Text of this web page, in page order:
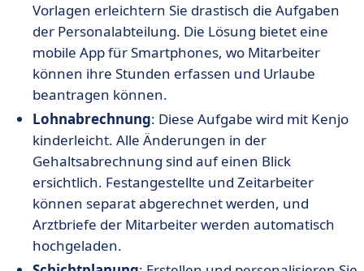
Vorlagen erleichtern Sie drastisch die Aufgaben
der Personalabteilung. Die Lösung bietet eine
mobile App für Smartphones, wo Mitarbeiter
können ihre Stunden erfassen und Urlaube
beantragen können.
Lohnabrechnung: Diese Aufgabe wird mit Kenjo
kinderleicht. Alle Änderungen in der
Gehaltsabrechnung sind auf einen Blick
ersichtlich. Festangestellte und Zeitarbeiter
können separat abgerechnet werden, und
Arztbriefe der Mitarbeiter werden automatisch
hochgeladen.